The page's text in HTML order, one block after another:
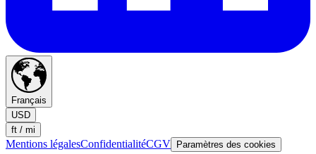
Français
USD
ft / mi
Mentions légalesConfidentialitéCGV Paramètres des cookies